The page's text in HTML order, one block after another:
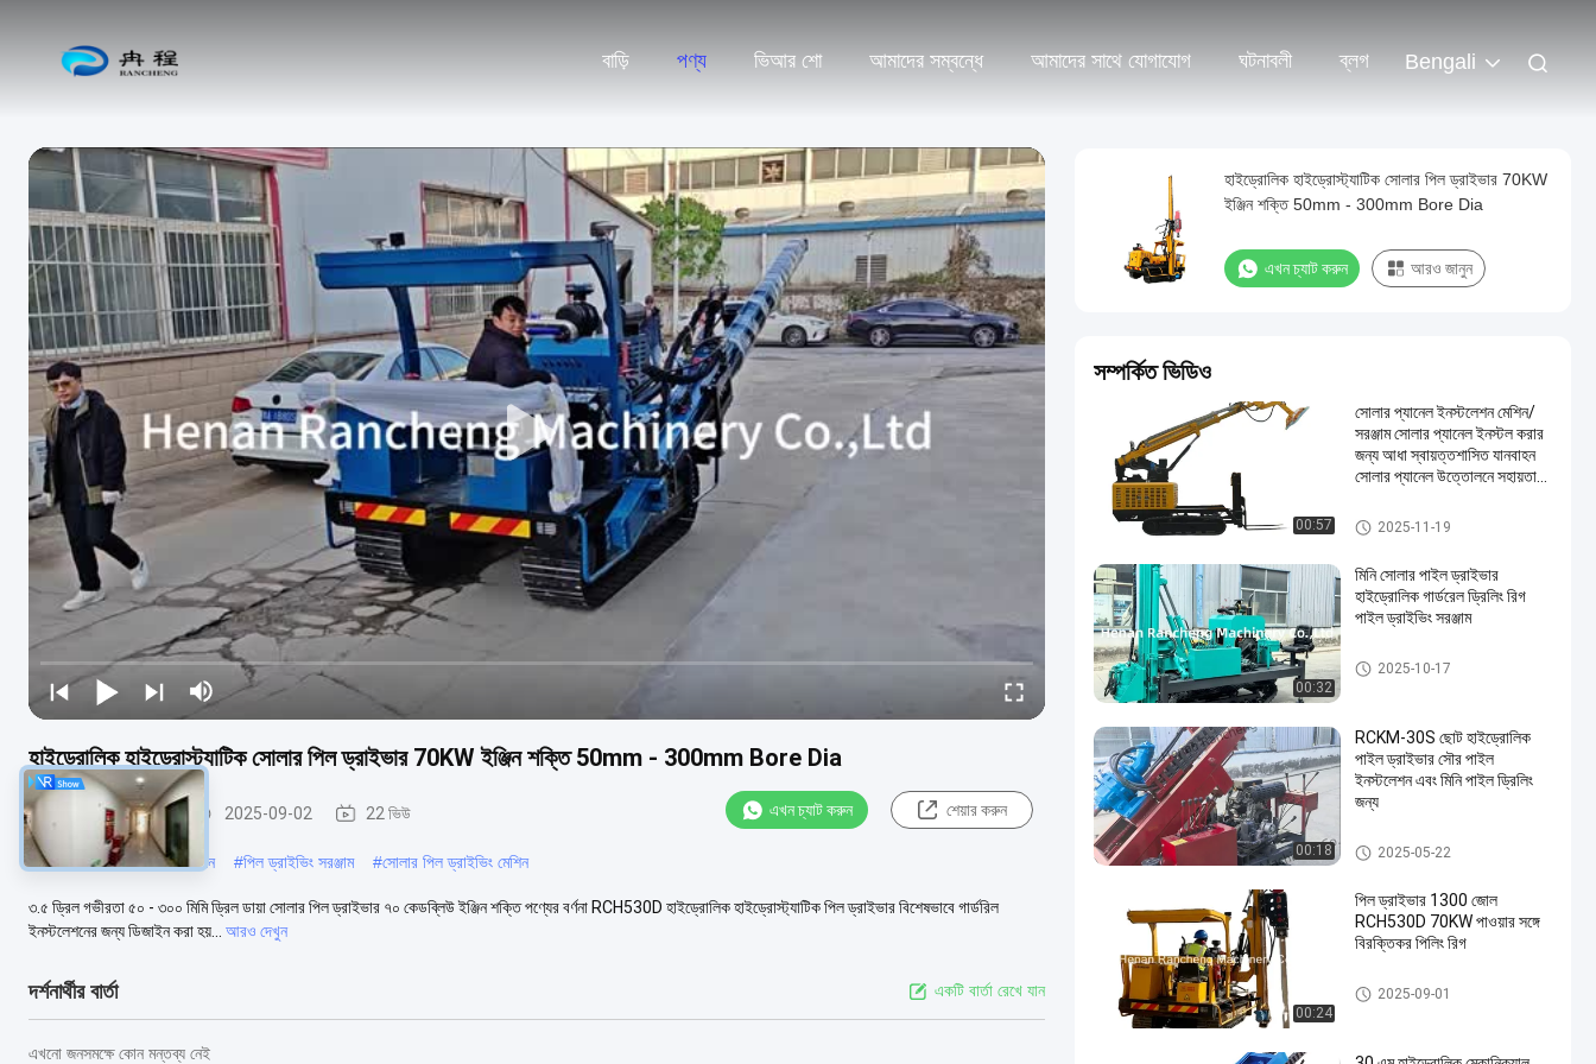
বাড়ি পণ্য ভিআর শো আমাদের সম্বন্ধে আমাদের সাথে যোগাযোগ ঘটনাবলী ব্লগ Bengali
হাইড্রোলিক হাইড্রোস্ট্যাটিক সোলার পিল ড্রাইভার 70KW ইঞ্জিন শক্তি 50mm - 300mm Bore Dia
সোলার পাইল ড্রাইভার 2025-09-02 22 ভিউ এখন চ্যাট করুন শেয়ার করুন
হাইড্রোলিক পিল ড্রাইভার মেশিন #পিল ড্রাইভিং সরঞ্জাম #সোলার পিল ড্রাইভিং মেশিন
৩.৫ ড্রিল গভীরতা ৫০ - ৩০০ মিমি ড্রিল ডায়া সোলার পিল ড্রাইভার ৭০ কেডব্লিউ ইঞ্জিন শক্তি পণ্যের বর্ণনা RCH530D হাইড্রোলিক হাইড্রোস্ট্যাটিক পিল ড্রাইভার বিশেষভাবে গার্ডরিল
ইনস্টলেশনের জন্য ডিজাইন করা হয়...
আরও দেখুন
দর্শনার্থীর বার্তা একটি বার্তা রেখে যান
এখনো জনসমক্ষে কোন মন্তব্য নেই
হাইড্রোলিক হাইড্রোস্ট্যাটিক সোলার পিল ড্রাইভার 70KW
ইঞ্জিন শক্তি 50mm - 300mm Bore Dia
এখন চ্যাট করুন আরও জানুন
সম্পর্কিত ভিডিও
00:57
সোলার প্যানেল ইনস্টলেশন মেশিন/
সরঞ্জাম সোলার প্যানেল ইনস্টল করার
জন্য আধা স্বায়ত্তশাসিত যানবাহন
সোলার প্যানেল উত্তোলনে সহায়তা
সোলার পাইল ড্রাইভার
2025-11-19
00:32
মিনি সোলার পাইল ড্রাইভার
হাইড্রোলিক গার্ডরেল ড্রিলিং রিগ
পাইল ড্রাইভিং সরঞ্জাম
সোলার পাইল ড্রাইভার
2025-10-17
00:18
RCKM-30S ছোট হাইড্রোলিক
পাইল ড্রাইভার সৌর পাইল
ইনস্টলেশন এবং মিনি পাইল ড্রিলিং
জন্য
সোলার পাইল ড্রাইভার
2025-05-22
00:24
পিল ড্রাইভার 1300 জোল
RCH530D 70KW পাওয়ার সঙ্গে
বিরক্তিকর পিলিং রিগ
সোলার পাইল ড্রাইভার
2025-09-01